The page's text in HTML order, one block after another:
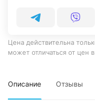
Цена действительна
может отличаться от цен
Описание Отзывы